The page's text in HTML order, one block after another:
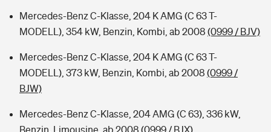
Mercedes-Benz C-Klasse, 204 K AMG (C 63 T-
MODELL), 354 kW, Benzin, Kombi, ab 2008 (0999 / BJV)
Mercedes-Benz C-Klasse, 204 K AMG (C 63 T-
MODELL), 373 kW, Benzin, Kombi, ab 2008 (0999 /
BJW)
Mercedes-Benz C-Klasse, 204 AMG (C 63), 336 kW,
Benzin, Limousine, ab 2008 (0999 / BJX)